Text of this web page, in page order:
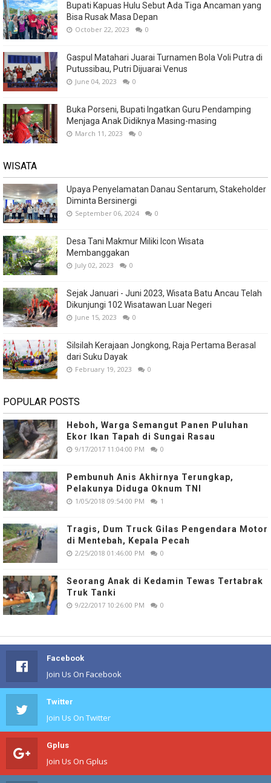
Bupati Kapuas Hulu Sebut Ada Tiga Ancaman yang
Bisa Rusak Masa Depan
October 22, 2023 0
Gaspul Matahari Juarai Turnamen Bola Voli Putra di
Putussibau, Putri Dijuarai Venus
June 04, 2023 0
Buka Porseni, Bupati Ingatkan Guru Pendamping
Menjaga Anak Didiknya Masing-masing
March 11, 2023 0
WISATA
Upaya Penyelamatan Danau Sentarum, Stakeholder
Diminta Bersinergi
September 06, 2024 0
Desa Tani Makmur Miliki Icon Wisata
Membanggakan
July 02, 2023 0
Sejak Januari - Juni 2023, Wisata Batu Ancau Telah
Dikunjungi 102 Wisatawan Luar Negeri
June 15, 2023 0
Silsilah Kerajaan Jongkong, Raja Pertama Berasal
dari Suku Dayak
February 19, 2023 0
POPULAR POSTS
Heboh, Warga Semangut Panen Puluhan
Ekor Ikan Tapah di Sungai Rasau
9/17/2017 11:04:00 PM 0
Pembunuh Anis Akhirnya Terungkap,
Pelakunya Diduga Oknum TNI
1/05/2018 09:54:00 PM 1
Tragis, Dum Truck Gilas Pengendara Motor
di Mentebah, Kepala Pecah
2/25/2018 01:46:00 PM 0
Seorang Anak di Kedamin Tewas Tertabrak
Truk Tanki
9/22/2017 10:26:00 PM 0
Facebook
Join Us On Facebook
Twitter
Join Us On Twitter
Gplus
Join Us On Gplus